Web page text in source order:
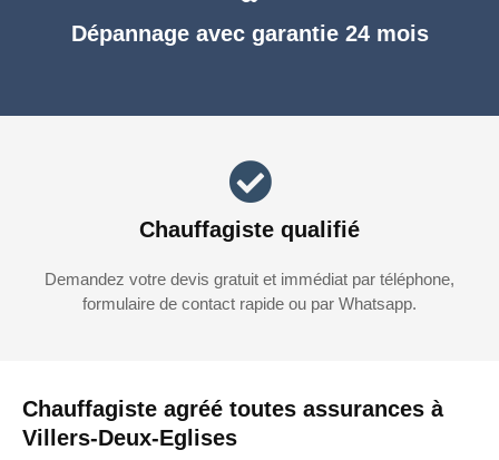
Chauffagiste agréé toutes assurances à
Villers-Deux-Eglises
Dépannage avec garantie 24 mois
Chauffagiste qualifié
Demandez votre devis gratuit et immédiat par téléphone,
formulaire de contact rapide ou par Whatsapp.